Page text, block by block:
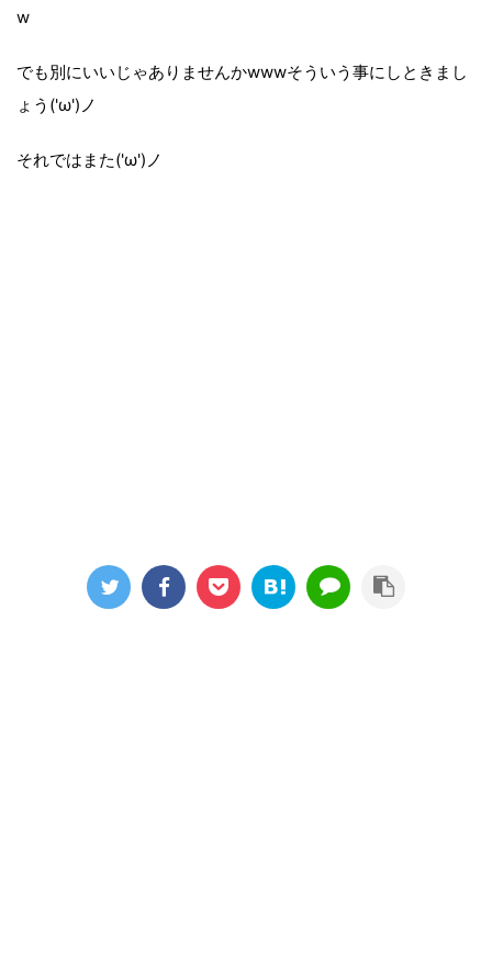
w
でも別にいいじゃありませんかwwwそういう事にしときまし
ょう('ω')ノ
それではまた('ω')ノ